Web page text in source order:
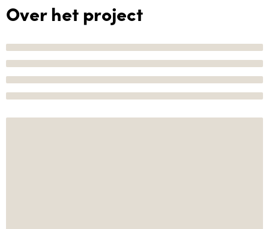
Over het project